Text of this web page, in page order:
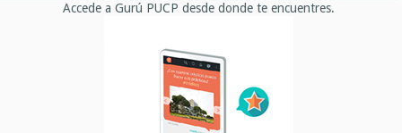
Accede a Gurú PUCP desde donde te encuentres.